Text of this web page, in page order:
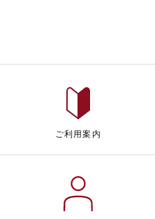
ご利用案内